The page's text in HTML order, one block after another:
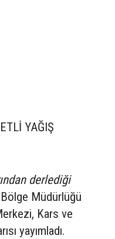
YAĞIŞ
derlediği
Müdürlüğü
Kars ve
yayımladı.